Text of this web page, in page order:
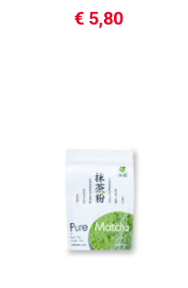
50g
€5,80